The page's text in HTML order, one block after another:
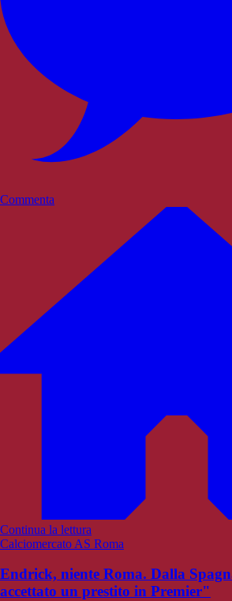
Commenta
Continua la lettura
Calciomercato AS Roma
Endrick, niente Roma. Dalla
accettato un prestito in Premier"